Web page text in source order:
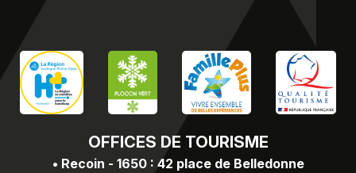
OFFICES DE TOURISME
• Recoin - 1650 : 42 place de Belledonne